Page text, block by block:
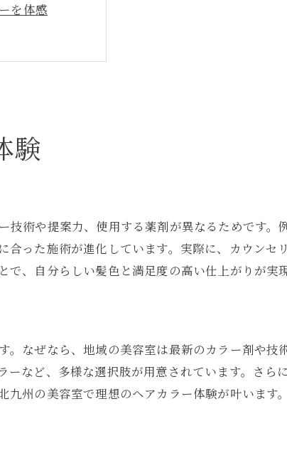
を体感
納得の髪色
の魅力
ー動向
選びのコツ
魅力
ツ
の探し方
人気
験
術や提案力、使用する薬剤が異なるためです。
った施術が進化しています。実際に、カウンセ
、自分らしい髪色と満足度の高い仕上がりが実現
なぜなら、地域の美容室は最新のカラー剤や技
など、多様な選択肢が用意されています。さら
州の美容室で理想のヘアカラー体験が叶います。